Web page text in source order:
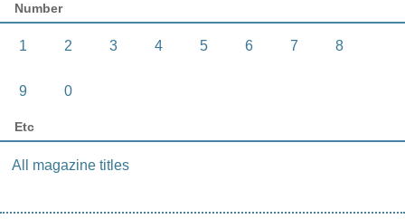
Number
1 2 3 4 5 6 7 8
9 0
Etc
All magazine titles